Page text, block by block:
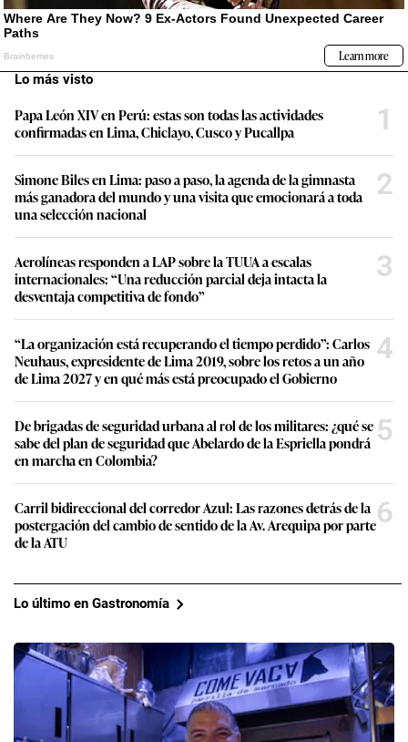
Lo más visto
Papa León XIV en Perú: estas son todas las actividades
confirmadas en Lima, Chiclayo, Cusco y Pucallpa
1
Simone Biles en Lima: paso a paso, la agenda de la gimnasta
más ganadora del mundo y una visita que emocionará a toda
una selección nacional
2
Aerolíneas responden a LAP sobre la TUUA a escalas
internacionales: “Una reducción parcial deja intacta la
desventaja competitiva de fondo”
3
“La organización está recuperando el tiempo perdido”: Carlos
Neuhaus, expresidente de Lima 2019, sobre los retos a un año
de Lima 2027 y en qué más está preocupado el Gobierno
4
De brigadas de seguridad urbana al rol de los militares: ¿qué se
sabe del plan de seguridad que Abelardo de la Espriella pondrá
en marcha en Colombia?
5
Carril bidireccional del corredor Azul: Las razones detrás de la
postergación del cambio de sentido de la Av. Arequipa por parte
de la ATU
6
Lo último en Gastronomía